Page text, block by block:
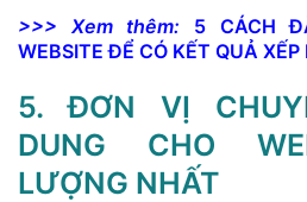
>>> Xem thêm: 5 CÁCH
WEBSITE ĐỂ CÓ KẾT QUẢ XẾP
5. ĐƠN VỊ
DUNG CHO
LƯỢNG NHẤT